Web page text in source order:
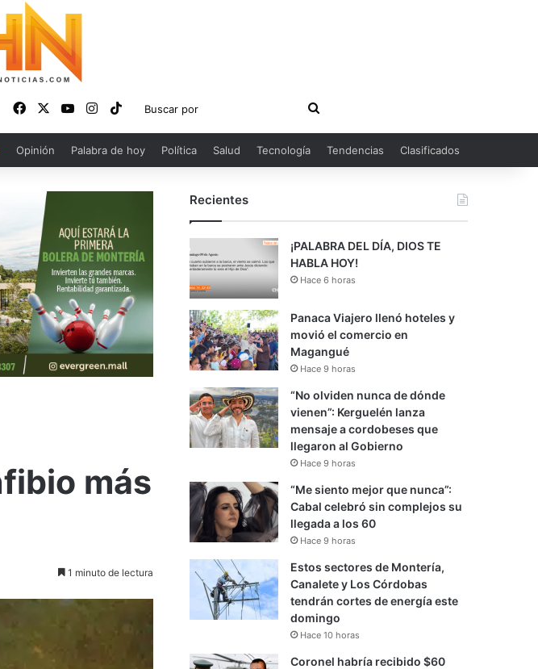
FacebookYouTubeInstagram
TikTok
Buscar
por
Opinión Palabra de hoy Política Salud Tecnología Tendencias Clasificados
más
1 minuto de lectura
Recientes
¡PALABRA DEL DÍA, DIOS TE
HABLA HOY!
Hace 6 horas
Panaca Viajero llenó hoteles y
movió el comercio en
Magangué
Hace 9 horas
“No olviden nunca de dónde
vienen”: Kerguelén lanza
mensaje a cordobeses que
llegaron al Gobierno
Hace 9 horas
“Me siento mejor que nunca”:
Cabal celebró sin complejos su
llegada a los 60
Hace 9 horas
Estos sectores de Montería,
Canalete y Los Córdobas
tendrán cortes de energía este
domingo
Hace 10 horas
Coronel habría recibido $60